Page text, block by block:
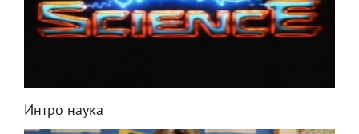
Интро наука